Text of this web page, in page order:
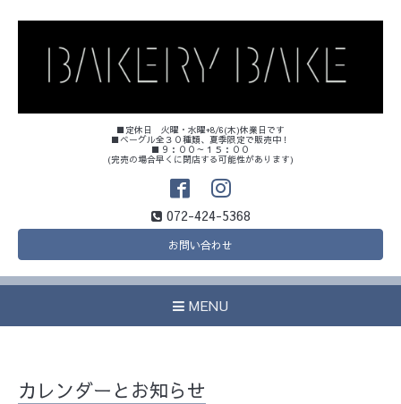
■定休日 火曜・水曜+8/6(木)休業日です
■ベーグル全３０種類、夏季限定で販売中！
■９：００～１５：００
(完売の場合早くに閉店する可能性があります)
072-424-5368
お問い合わせ
MENU
カレンダーとお知らせ